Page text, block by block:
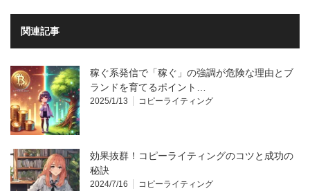
関連記事
稼ぐ系発信で「稼ぐ」の強調が危険な理由とブ
ランドを育てるポイント…
2025/1/13 コピーライティング
効果抜群！コピーライティングのコツと成功の
秘訣
2024/7/16 コピーライティング